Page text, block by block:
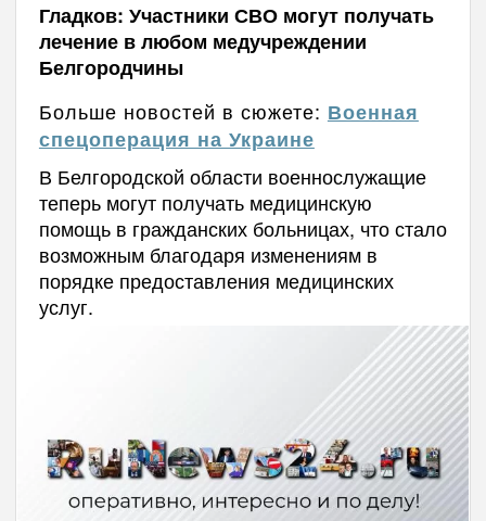
Гладков: Участники СВО могут получать
лечение в любом медучреждении
Белгородчины
Больше новостей в сюжете: Военная
спецоперация на Украине
В Белгородской области военнослужащие
теперь могут получать медицинскую
помощь в гражданских больницах, что стало
возможным благодаря изменениям в
порядке предоставления медицинских
услуг.